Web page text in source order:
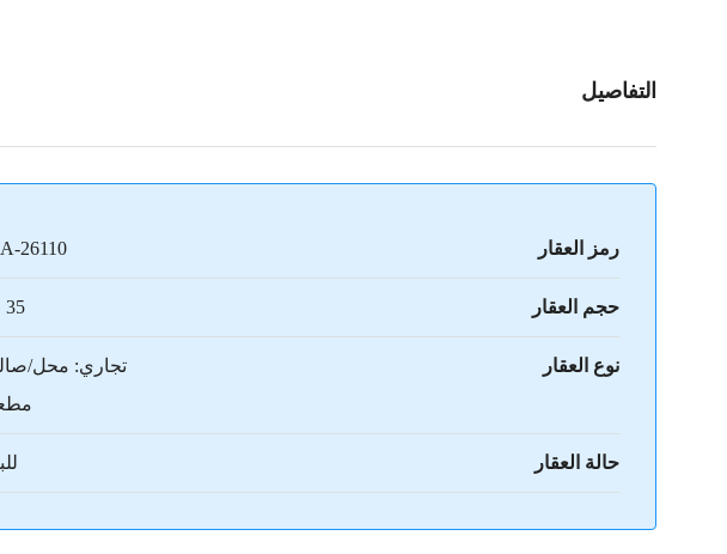
التفاصيل
رمز العقار 26110
حجم العقار 35 م²
نوع العقار
تجاري: محل/
حالة العقار